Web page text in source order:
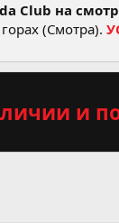
Club на
(Смотра).
и